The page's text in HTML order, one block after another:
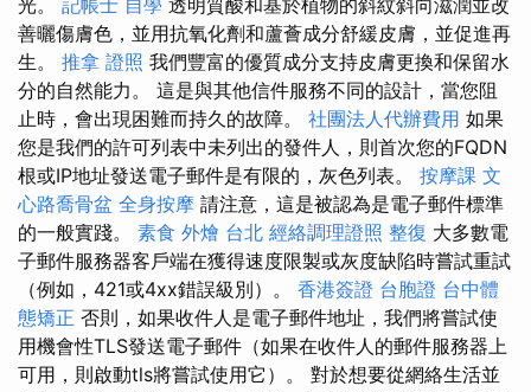
光。 記帳士 自學 透明質酸和基於植物的斜紋斜向滋潤並改
善曬傷膚色，並用抗氧化劑和蘆薈成分舒緩皮膚，並促進再
生。 推拿 證照 我們豐富的優質成分支持皮膚更換和保留水
分的自然能力。 這是與其他信件服務不同的設計，當您阻
止時，會出現困難而持久的故障。 社團法人代辦費用 如果
您是我們的許可列表中未列出的發件人，則首次您的FQDN
根或IP地址發送電子郵件是有限的，灰色列表。 按摩課 文
心路喬骨盆 全身按摩 請注意，這是被認為是電子郵件標準
的一般實踐。 素食 外燴 台北 經絡調理證照 整復 大多數電
子郵件服務器客戶端在獲得速度限製或灰度缺陷時嘗試重試
（例如，421或4xx錯誤級別）。 香港簽證 台胞證 台中體
態矯正 否則，如果收件人是電子郵件地址，我們將嘗試使
用機會性TLS發送電子郵件（如果在收件人的郵件服務器上
可用，則啟動tls將嘗試使用它）。 對於想要從網絡生活並